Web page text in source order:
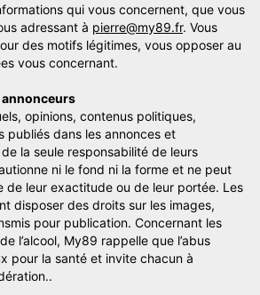
qui vous concernent, que vous
adressant à pierre@my89.fr. Vous
des motifs légitimes, vous opposer au
vous concernant.
opinions, contenus politiques,
publiés dans les annonces et
la seule responsabilité de leurs
ni le fond ni la forme et ne peut
de leur exactitude ou de leur portée. Les
disposer des droits sur les images,
pour publication. Concernant les
l’alcool, My89 rappelle que l’abus
pour la santé et invite chacun à